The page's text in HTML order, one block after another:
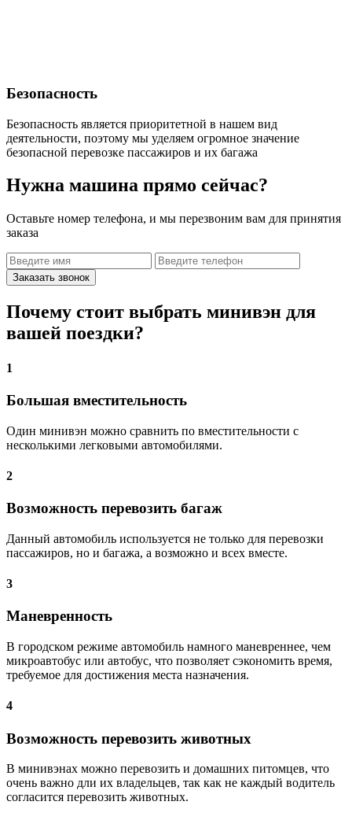
Безопасность
Безопасность является приоритетной в нашем вид
деятельности, поэтому мы уделяем огромное значение
безопасной перевозке пассажиров и их багажа
Нужна машина прямо сейчас?
Оставьте номер телефона, и мы перезвоним вам для принятия
заказа
Заказать звонок
Почему стоит выбрать минивэн для
вашей поездки?
1
Большая вместительность
Один минивэн можно сравнить по вместительности с
несколькими легковыми автомобилями.
2
Возможность перевозить багаж
Данный автомобиль используется не только для перевозки
пассажиров, но и багажа, а возможно и всех вместе.
3
Маневренность
В городском режиме автомобиль намного маневреннее, чем
микроавтобус или автобус, что позволяет сэкономить время,
требуемое для достижения места назначения.
4
Возможность перевозить животных
В минивэнах можно перевозить и домашних питомцев, что
очень важно дли их владельцев, так как не каждый водитель
согласится перевозить животных.